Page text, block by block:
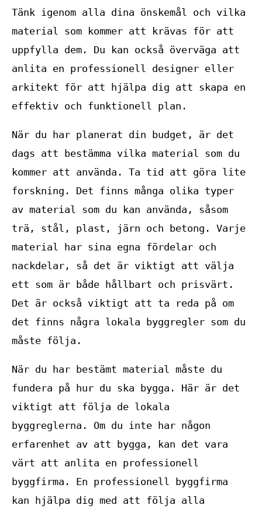
Tänk igenom alla dina önskemål och vilka
material som kommer att krävas för att
uppfylla dem. Du kan också överväga att
anlita en professionell designer eller
arkitekt för att hjälpa dig att skapa en
effektiv och funktionell plan.
När du har planerat din budget, är det
dags att bestämma vilka material som du
kommer att använda. Ta tid att göra lite
forskning. Det finns många olika typer
av material som du kan använda, såsom
trä, stål, plast, järn och betong. Varje
material har sina egna fördelar och
nackdelar, så det är viktigt att välja
ett som är både hållbart och prisvärt.
Det är också viktigt att ta reda på om
det finns några lokala byggregler som du
måste följa.
När du har bestämt material måste du
fundera på hur du ska bygga. Här är det
viktigt att följa de lokala
byggreglerna. Om du inte har någon
erfarenhet av att bygga, kan det vara
värt att anlita en professionell
byggfirma. En professionell byggfirma
kan hjälpa dig med att följa alla